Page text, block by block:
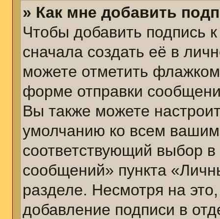
» Как мне добавить
Чтобы добавить
сначала создать её в
можете отметить
форме отправки
Вы также можете
умолчанию ко всем
соответствующий выбор
сообщений» пункта
разделе. Несмотря на
добавление подписи в